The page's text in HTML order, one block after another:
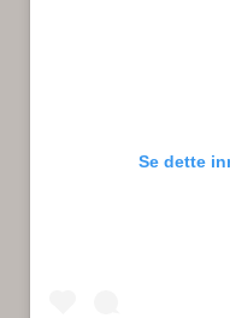
Se dette